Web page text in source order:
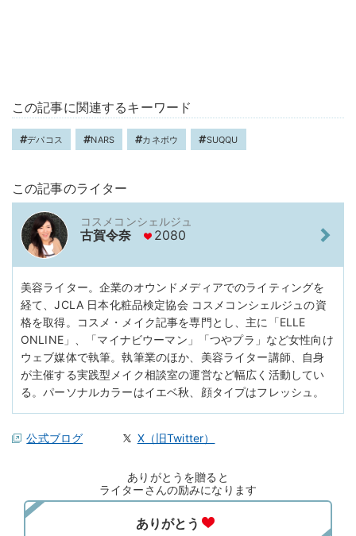
この記事に関連するキーワード
デパコス NARS カネボウ SUQQU
この記事のライター
コスメコンシェルジュ
古賀令奈 2080
美容ライター。企業のオウンドメディアでのライティングを
経て、JCLA 日本化粧品検定協会 コスメコンシェルジュの資
格を取得。コスメ・メイク記事を専門とし、主に「ELLE
ONLINE」、「マイナビウーマン」「つやプラ」など女性向け
ウェブ媒体で執筆。執筆業のほか、美容ライター講師、自身
が主催する実践型メイク相談室の運営など幅広く活動してい
る。パーソナルカラーはイエベ秋、顔タイプはフレッシュ。
公式ブログ X（旧Twitter）
ありがとうを贈ると
ライターさんの励みになります